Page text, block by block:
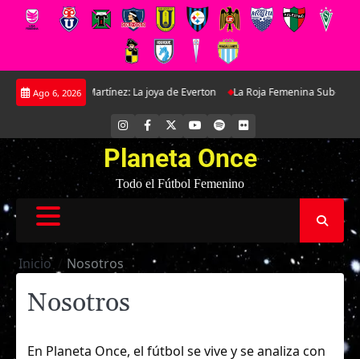
Saltar
Ago 6, 2026
Antonella Martínez: La joya de Everton La Roja Femenina Sub-17
INSTAGRAM
FACEBOOK YOUTUBE
SPOTIFYFLICKR
Planeta Once
Todo el Fútbol Femenino
Inicio Nosotros
Nosotros
En Planeta Once, el fútbol se vive y se analiza con